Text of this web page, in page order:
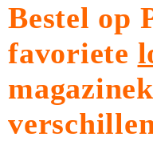
Bestel op
favoriete